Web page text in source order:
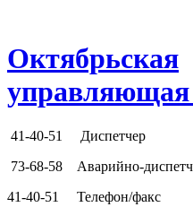
Октябрьская
41-40-51
Диспетчер
73-68-58 Аварийно-
41-40-51
Телефон/факс